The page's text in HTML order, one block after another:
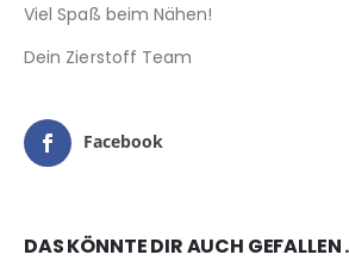
Viel Spaß beim Nähen!
Dein Zierstoff Team
Facebook
DAS KÖNNTE DIR AUCH GEFALLEN